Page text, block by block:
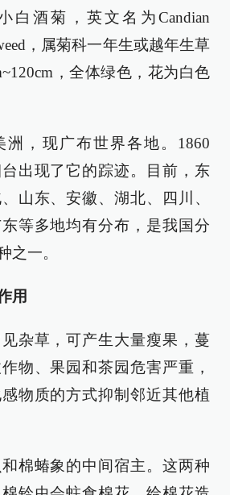
白酒菊，英文名为Candian
，属菊科一年生或越年生草
，全体绿色，花为白色
洲，现广布世界各地。1860
出现了它的踪迹。目前，东
山东、安徽、湖北、四川、
等多地均有分布，是我国分
之一。
用
杂草，可产生大量瘦果，蔓
物、果园和茶园危害严重，
物质的方式抑制邻近其他植
棉蝽象的中间宿主。这两种